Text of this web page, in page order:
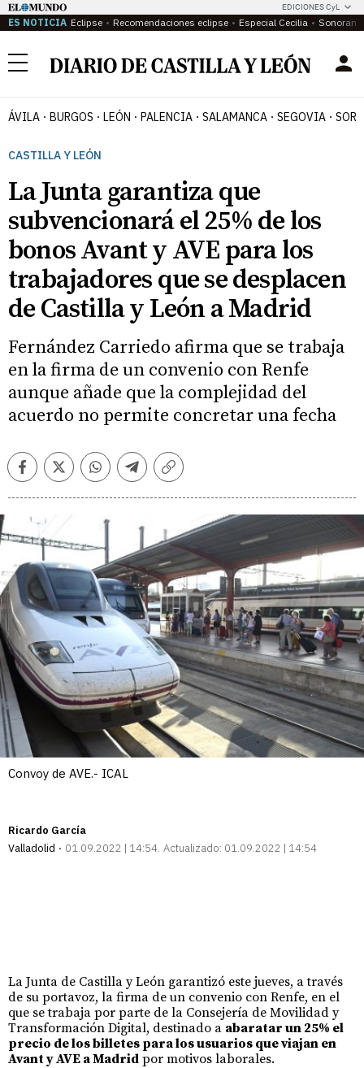
EDICIONES CyL
ES NOTICIA Eclipse Recomendaciones eclipse Especial Cecilia
Menú
ÁVILA BURGOS LEÓN PALENCIA SALAMANCA SEGOVIA
CASTILLA Y LEÓN
La Junta garantiza que
subvencionará el 25% de los
bonos Avant y AVE para los
trabajadores que se desplacen
de Castilla y León a Madrid
Fernández Carriedo afirma que se trabaja
en la firma de un convenio con Renfe
aunque añade que la complejidad del
acuerdo no permite concretar una fecha
FacebookTwitterWhatsappTelegramCopiar
Convoy de AVE.- ICAL
Ricardo García
Valladolid
01.09.2022 | 14:54 Actualizado: 01.09.2022 | 14:54
La Junta de Castilla y León garantizó este jueves, a través
de su portavoz, la firma de un convenio con Renfe, en el
que se trabaja por parte de la Consejería de Movilidad y
Transformación Digital, destinado a abaratar un 25% el
precio de los billetes para los usuarios que viajan en
Avant y AVE a Madrid por motivos laborales.